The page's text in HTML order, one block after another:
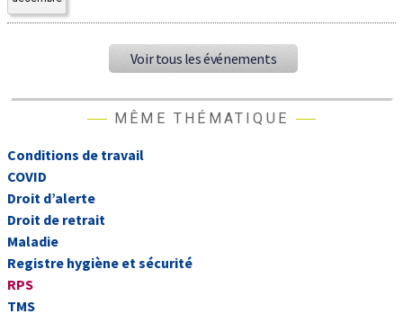
Voir tous les événements
MÊME THÉMATIQUE
Conditions de travail
COVID
Droit d’alerte
Droit de retrait
Maladie
Registre hygiène et sécurité
RPS
TMS